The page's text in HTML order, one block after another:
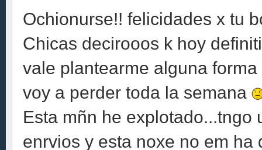
Ochionurse!! felicidades x tu
Chicas decirooos k hoy
vale plantearme alguna
voy a perder toda la semana
Esta mñn he explotado...tngo
enrvios y esta noxe no em